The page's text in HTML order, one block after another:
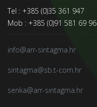
Tel : +385 (0)35 361 947
Mob : +385 (0)91 581 69 96
info@arr-sintagma.hr
sintagma@sb.t-com.hr
senka@arr-sintagma.hr